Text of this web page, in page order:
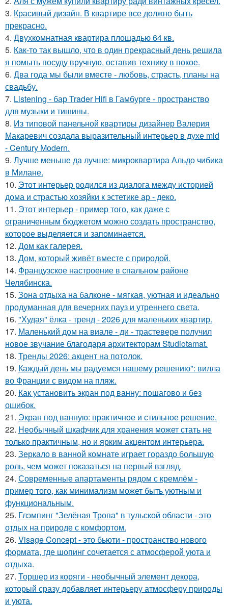
3. Красивый дизайн. В квартире все должно быть
прекрасно.
4. Двухкомнатная квартира площадью 64 кв.
5. Как-то так вышло, что в один прекрасный день решила
я помыть посуду вручную, оставив технику в покое.
6. Два года мы были вместе - любовь, страсть, планы на
свадьбу.
7. Listening - бар Trader Hifi в Гамбурге - пространство
для музыки и тишины.
8. Из типовой панельной квартиры дизайнер Валерия
Макаревич создала выразительный интерьер в духе mid
- Century Modern.
9. Лучше меньше да лучше: микроквартира Альдо чибика
в Милане.
10. Этот интерьер родился из диалога между историей
дома и страстью хозяйки к эстетике ар - деко.
11. Этот интерьер - пример того, как даже с
ограниченным бюджетом можно создать пространство,
которое выделяется и запоминается.
12. Дом как галерея.
13. Дом, который живёт вместе с природой.
14. Французское настроение в спальном районе
Челябинска.
15. Зона отдыха на балконе - мягкая, уютная и идеально
продуманная для вечерних пауз и утреннего света.
16. "Худая" ёлка - тренд - 2026 для маленьких квартир.
17. Маленький дом на виале - ди - трастевере получил
новое звучание благодаря архитекторам Studiotamat.
18. Тренды 2026: акцент на потолок.
19. Каждый день мы радуемся нашему решению": вилла
во Франции с видом на пляж.
20. Как установить экран под ванну: пошагово и без
ошибок.
21. Экран под ванную: практичное и стильное решение.
22. Необычный шкафчик для хранения может стать не
только практичным, но и ярким акцентом интерьера.
23. Зеркало в ванной комнате играет гораздо большую
роль, чем может показаться на первый взгляд.
24. Современные апартаменты рядом с кремлём -
пример того, как минимализм может быть уютным и
функциональным.
25. Глэмпинг "Зелёная Тропа" в тульской области - это
отдых на природе с комфортом.
26. Visage Concept - это бьюти - пространство нового
формата, где шопинг сочетается с атмосферой уюта и
отдыха.
27. Торшер из коряги - необычный элемент декора,
который сразу добавляет интерьеру атмосферу природы
и уюта.